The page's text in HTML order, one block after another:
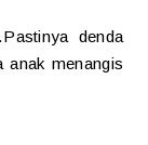
denda
anak menangis